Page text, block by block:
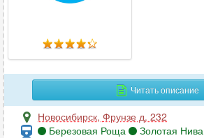
Читать описание
Новосибирск, Фрунзе д. 232
Березовая Роща
Золотая Нива